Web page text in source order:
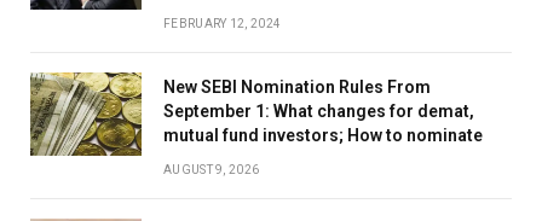
FEBRUARY 12, 2024
New SEBI Nomination Rules From
September 1: What changes for demat,
mutual fund investors; How to nominate
AUGUST 9, 2026